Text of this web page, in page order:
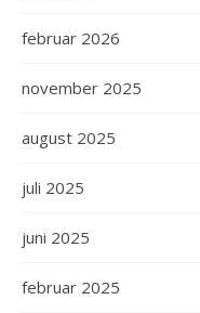
februar 2026
november 2025
august 2025
juli 2025
juni 2025
februar 2025